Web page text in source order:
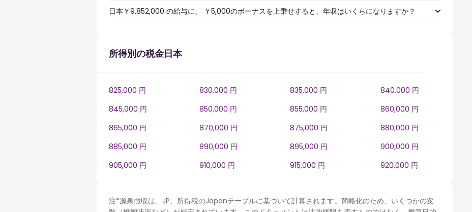
日本￥9,852,000 の給与に、 ￥5,000のボーナスを上乗せすると、年収はいくらになりますか？
所得別の税金日本
825,000 円 830,000 円 835,000 円
840,000 円
845,000 円
850,000 円 855,000 円
860,000 円
865,000 円
870,000 円 875,000 円
880,000 円
885,000 円
890,000 円 895,000 円
900,000 円
905,000 円
910,000 円 915,000 円 920,000 円
注*源泉徴収は、JP、所得税のJapanテーブルに基づいて計算されます。簡略化のため、いくつかの変